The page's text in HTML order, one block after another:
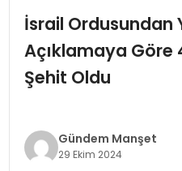
SPOR
TEKNOLOJI
YAŞAM
İsrail Ordusundan
Açıklamaya Göre
Şehit Oldu
Gündem Manşet
29 Ekim 2024